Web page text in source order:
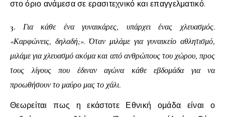
στο όριο ανάμεσα σε ερασιτεχνικό και επαγγελματικό.
3. Για κάθε ένα γυναικάρες, υπάρχει ένας χλευασμός.
«Καρφώνεις, δηλαδή;». Όταν μιλάμε για γυναικείο αθλητισμό,
μιλάμε για χλευασμό ακόμα και από ανθρώπους του χώρου, προς
τους λίγους που έδιναν αγώνα κάθε εβδομάδα για να
προωθήσουν το μαύρο μας το χάλι.
Θεωρείται πως η εκάστοτε Εθνική ομάδα είναι ο